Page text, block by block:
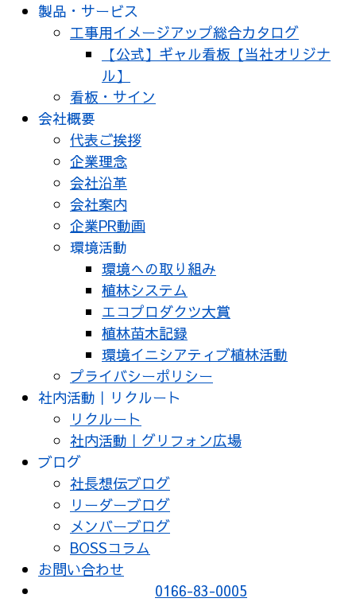
製品・サービス
工事用イメージアップ総合カタログ
【公式】ギャル看板【当社オリジナ
ル】
看板・サイン
会社概要
代表ご挨拶
企業理念
会社沿革
会社案内
企業PR動画
環境活動
環境への取り組み
植林システム
エコプロダクツ大賞
植林苗木記録
環境イニシアティブ植林活動
プライバシーポリシー
社内活動｜リクルート
リクルート
社内活動｜グリフォン広場
ブログ
社長想伝ブログ
リーダーブログ
メンバーブログ
BOSSコラム
お問い合わせ
0166-83-0005